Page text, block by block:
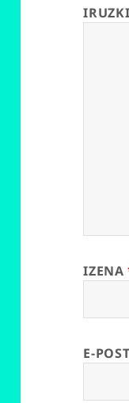
IZENA
E-